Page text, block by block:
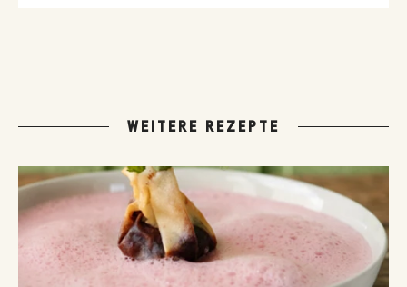
WEITERE REZEPTE